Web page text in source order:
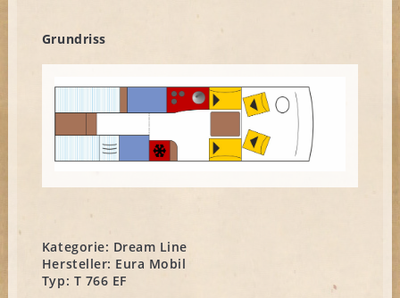
Grundriss
Kategorie: Dream Line
Hersteller: Eura Mobil
Typ: T 766 EF